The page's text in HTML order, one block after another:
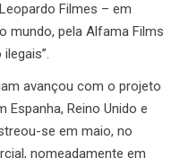
Filmes – em
mundo, pela Alfama Films
avançou com o projeto
Reino Unido e
se em maio, no
nomeadamente em